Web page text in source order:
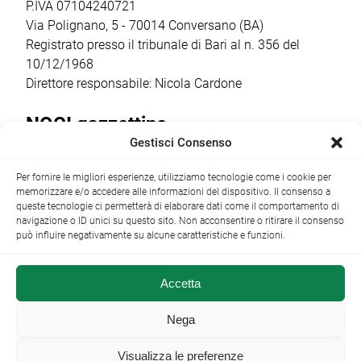
ottenuto un
finanziamento […]Costituente […]
P.IVA 07104240721
Via Polignano, 5 - 70014 Conversano (BA)
Registrato presso il tribunale di Bari al n. 356 del
10/12/1968
Direttore responsabile: Nicola Cardone
NOCI gazzettino
+39 080 4979274|info@nocigazzettino.it Contatti|
Archivio
NOCI gazzettino.it ©2014 •
Gestisci Consenso
Per fornire le migliori esperienze, utilizziamo tecnologie come i cookie per
memorizzare e/o accedere alle informazioni del dispositivo. Il consenso a
queste tecnologie ci permetterà di elaborare dati come il comportamento di
navigazione o ID unici su questo sito. Non acconsentire o ritirare il consenso
può influire negativamente su alcune caratteristiche e funzioni.
Accetta
Nega
Visualizza le preferenze